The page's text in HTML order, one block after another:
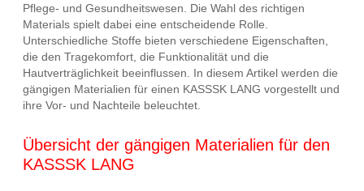
Pflege- und Gesundheitswesen. Die Wahl des richtigen
Materials spielt dabei eine entscheidende Rolle.
Unterschiedliche Stoffe bieten verschiedene Eigenschaften,
die den Tragekomfort, die Funktionalität und die
Hautverträglichkeit beeinflussen. In diesem Artikel werden die
gängigen Materialien für einen KASSSK LANG vorgestellt und
ihre Vor- und Nachteile beleuchtet.
Übersicht der gängigen Materialien für den
KASSSK LANG